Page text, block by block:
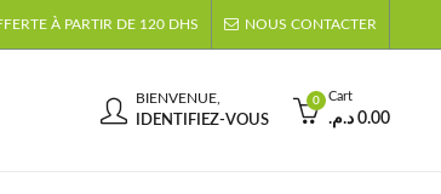
À PARTIR DE 120 DHS NOUS CONTACTER
BIENVENUE,
IDENTIFIEZ-VOUS
0 Cart
0.00 د.م.